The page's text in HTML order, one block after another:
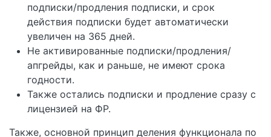
подписки/продления подписки, и срок
действия подписки будет автоматически
увеличен на 365 дней.
Не активированные подписки/продления/
апгрейды, как и раньше, не имеют срока
годности.
Также остались подписки и продление сразу с
лицензией на ФР.
Также, основной принцип деления функционала по